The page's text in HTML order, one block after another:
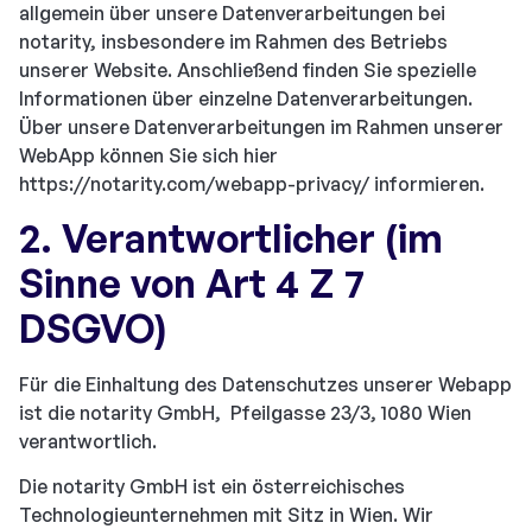
allgemein über unsere Datenverarbeitungen bei
notarity, insbesondere im Rahmen des Betriebs
unserer Website. Anschließend finden Sie spezielle
Informationen über einzelne Datenverarbeitungen.
Über unsere Datenverarbeitungen im Rahmen unserer
WebApp können Sie sich hier
https://notarity.com/webapp-privacy/ informieren.
2. Verantwortlicher (im
Sinne von Art 4 Z 7
DSGVO)
Für die Einhaltung des Datenschutzes unserer Webapp
ist die notarity GmbH, Pfeilgasse 23/3, 1080 Wien
verantwortlich.
Die notarity GmbH ist ein österreichisches
Technologieunternehmen mit Sitz in Wien. Wir